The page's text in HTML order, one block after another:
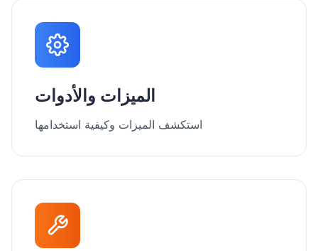
الميزات والأدوات
استكشف الميزات وكيفية استخدامها